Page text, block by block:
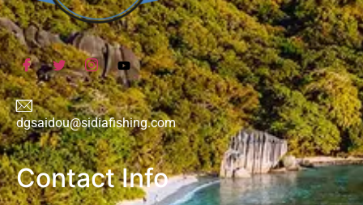
dgsaidou@sidiafishing.com
Contact Info